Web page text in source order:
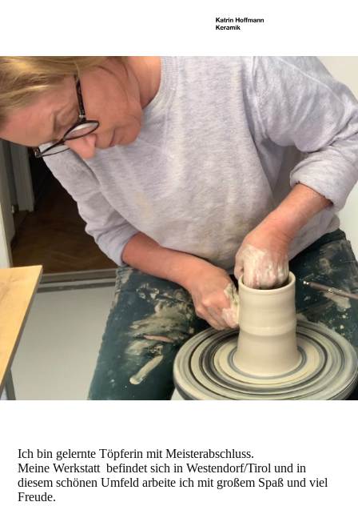
Ich bin gelernte Töpferin mit Meisterabschluss.
Meine Werkstatt befindet sich in Westendorf/Tirol und in
diesem schönen Umfeld arbeite ich mit großem Spaß und viel
Freude.